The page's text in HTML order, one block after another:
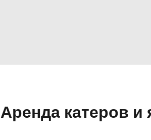
Аренда катеров и